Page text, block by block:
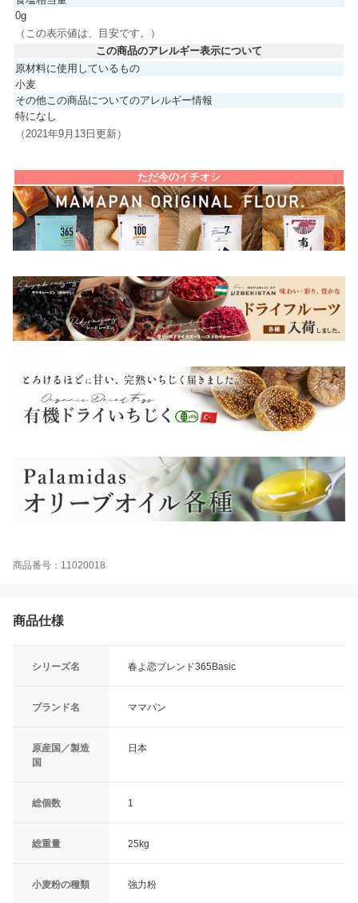
0g
（この表示値は、目安です。）
この商品のアレルギー表示について
原材料に使用しているもの
小麦
その他この商品についてのアレルギー情報
特になし
（2021年9月13日更新）
ただ今のイチオシ
商品番号：11020018
商品仕様
シリーズ名 春よ恋ブレンド365Basic
ブランド名 ママパン
原産国／製造
国
日本
総個数 1
総重量 25kg
小麦粉の種類 強力粉